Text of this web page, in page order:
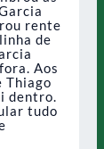
rente
de
Aos
Thiago
dentro.
tudo